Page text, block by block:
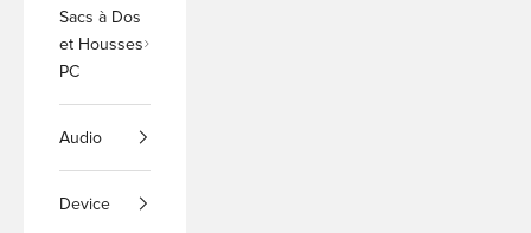
Sacs à Dos
et Housses
PC
Audio
Device